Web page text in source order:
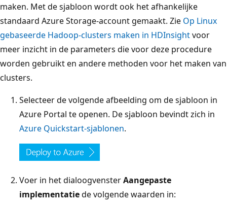
maken. Met de sjabloon wordt ook het afhankelijke
standaard Azure Storage-account gemaakt. Zie Op Linux
gebaseerde Hadoop-clusters maken in HDInsightvoor
meer inzicht in de parameters die voor deze procedure
worden gebruikt en andere methoden voor het maken van
clusters.
Selecteer de volgende afbeelding om de sjabloon in
Azure Portal te openen. De sjabloon bevindt zich in
Azure Quickstart-sjablonen.
Voer in het dialoogvensterAangepaste
implementatiede volgende waarden in: